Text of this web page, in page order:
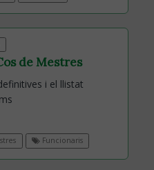
de Mestres
i el llistat
Funcionaris